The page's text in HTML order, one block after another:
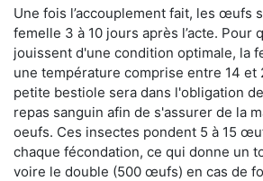
Une fois l’accouplement fait, les œufs
femelle 3 à 10 jours après l’acte. Pour
jouissent d'une condition optimale, la
une température comprise entre 14 et
petite bestiole sera dans l'obligation
repas sanguin afin de s'assurer de la
oeufs. Ces insectes pondent 5 à 15
chaque fécondation, ce qui donne un
voire le double (500 œufs) en cas de